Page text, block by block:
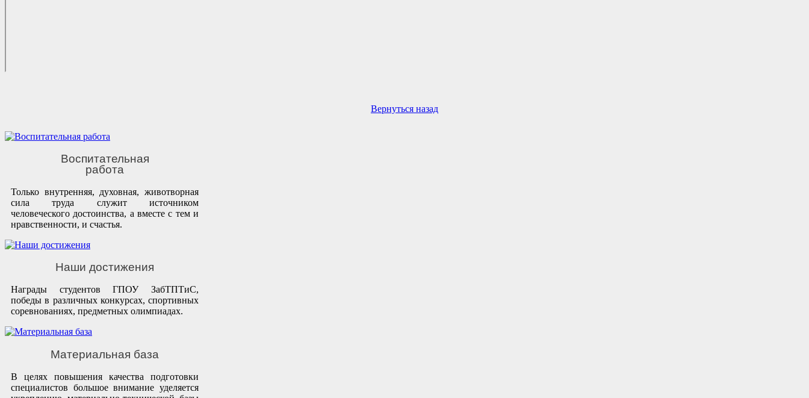
Вернуться назад
Воспитательная
работа
Только внутренняя, духовная, животворная
сила труда служит источником
человеческого достоинства, а вместе с тем и
нравственности, и счастья.
Наши достижения
Награды студентов ГПОУ ЗабТПТиС,
победы в различных конкурсах, спортивных
соревнованиях, предметных олимпиадах.
Материальная база
В целях повышения качества подготовки
специалистов большое внимание уделяется